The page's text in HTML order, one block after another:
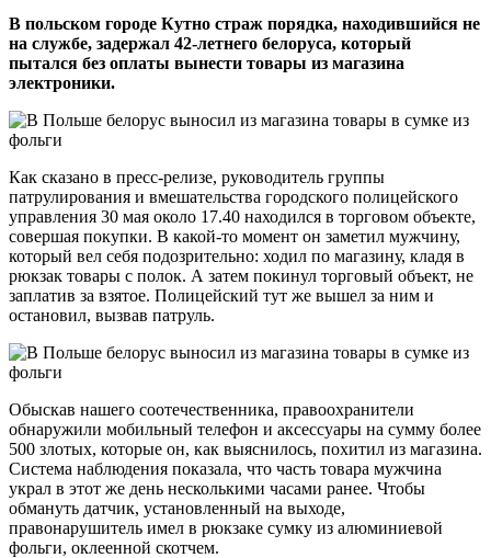
В польском городе Кутно страж порядка, находившийся не
на службе, задержал 42-летнего белоруса, который
пытался без оплаты вынести товары из магазина
электроники.
Как сказано в пресс-релизе, руководитель группы
патрулирования и вмешательства городского полицейского
управления 30 мая около 17.40 находился в торговом объекте,
совершая покупки. В какой-то момент он заметил мужчину,
который вел себя подозрительно: ходил по магазину, кладя в
рюкзак товары с полок. А затем покинул торговый объект, не
заплатив за взятое. Полицейский тут же вышел за ним и
остановил, вызвав патруль.
Обыскав нашего соотечественника, правоохранители
обнаружили мобильный телефон и аксессуары на сумму более
500 злотых, которые он, как выяснилось, похитил из магазина.
Система наблюдения показала, что часть товара мужчина
украл в этот же день несколькими часами ранее. Чтобы
обмануть датчик, установленный на выходе,
правонарушитель имел в рюкзаке сумку из алюминиевой
фольги, оклеенной скотчем.